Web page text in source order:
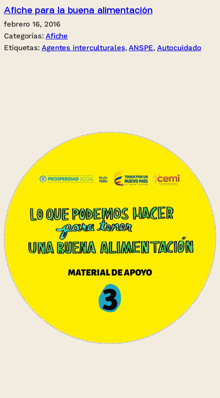
Afiche para la buena alimentación
febrero 16, 2016
Categorías: Afiche
Etiquetas: Agentes interculturales, ANSPE, Autocuidado